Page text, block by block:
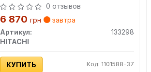
0 отзывов
6 870 грн
завтра
Артикул:
133298
HITACHI
КУПИТЬ Код: 1101588-37